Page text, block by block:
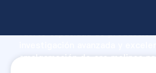
fuerte capacidad de
amalgamación de oro molinos